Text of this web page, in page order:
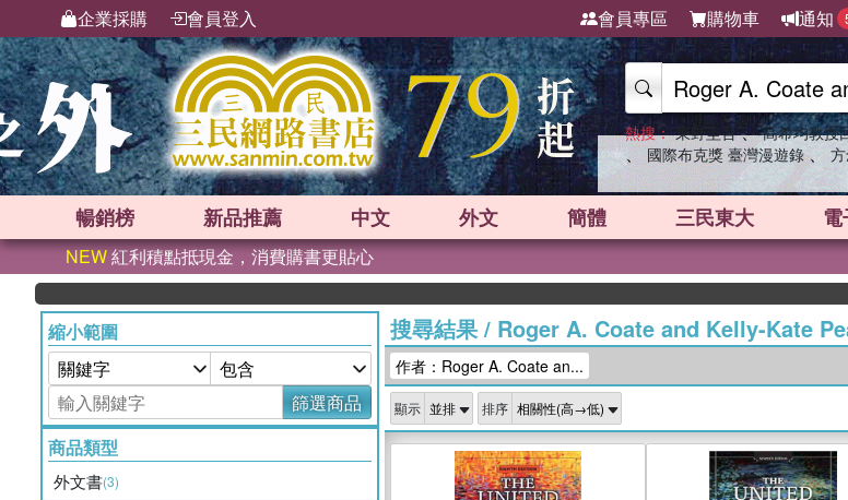
企業採購 會員登入 會員專區 購物車 通知
熱搜： 東野圭吾 、 高希均教授
、 國際布克獎 臺灣漫遊錄 、
暢銷榜 新品推薦 中文 外文 簡體 三民東大
NEW紅利積點抵現金，消費購書更貼心
縮小範圍
篩選商品
商品類型
外文書(3)
搜尋結果/ Roger A. Coate and Kelly-Kate
作者：Roger A. Coate an...
顯示 排序